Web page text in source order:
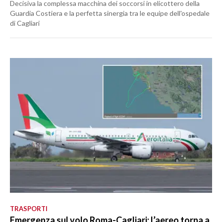
Decisiva la complessa macchina dei soccorsi in elicottero della
Guardia Costiera e la perfetta sinergia tra le equipe dell'ospedale
di Cagliari
TRASPORTI
Emergenza sul volo Roma-Cagliari: l’aereo torna a